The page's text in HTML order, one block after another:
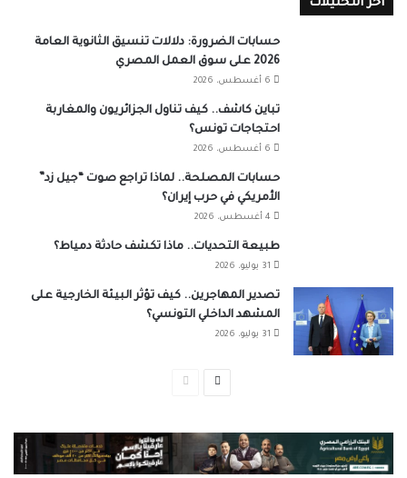
آخر التحليلات
حسابات الضرورة: دلالات تنسيق الثانوية العامة
2026 على سوق العمل المصري
6 أغسطس، 2026
تباين كاشف.. كيف تناول الجزائريون والمغاربة
احتجاجات تونس؟
6 أغسطس، 2026
حسابات المصلحة.. لماذا تراجع صوت “جيل زد”
الأمريكي في حرب إيران؟
4 أغسطس، 2026
طبيعة التحديات.. ماذا تكشف حادثة دمياط؟
31 يوليو، 2026
تصدير المهاجرين.. كيف تؤثر البيئة الخارجية على
المشهد الداخلي التونسي؟
31 يوليو، 2026
الصفحة